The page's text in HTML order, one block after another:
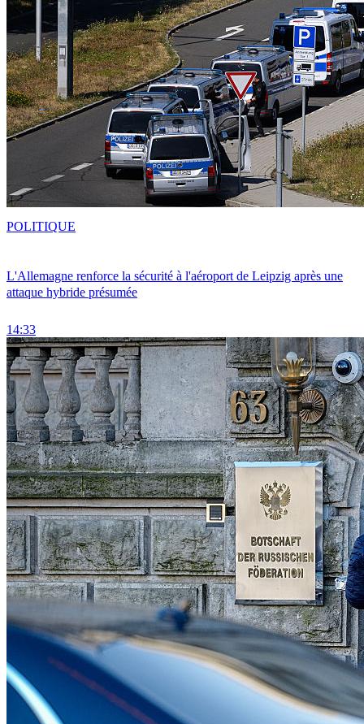
L'Allemagne renforce la sécurité à l'aéroport de Leipzig après une
attaque hybride présumée
14:33
POLITIQUE